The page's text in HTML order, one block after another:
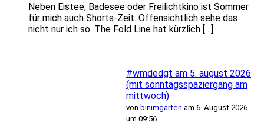
Neben Eistee, Badesee oder Freilichtkino ist Sommer
für mich auch Shorts-Zeit. Offensichtlich sehe das
nicht nur ich so. The Fold Line hat kürzlich […]
#wmdedgt am 5. august 2026
(mit sonntagsspaziergang am
mittwoch)
von binimgarten am 6. August 2026
um 09:56